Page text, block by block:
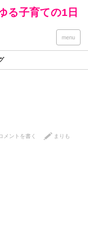
る子育ての1日
menu
メントを書く まりも